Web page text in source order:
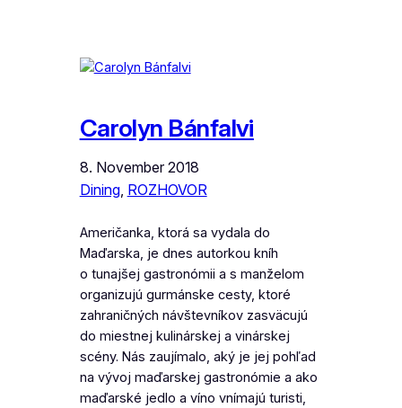
Carolyn Bánfalvi
8. November 2018
Dining, ROZHOVOR
Američanka, ktorá sa vydala do
Maďarska, je dnes autorkou kníh
o tunajšej gastronómii a s manželom
organizujú gurmánske cesty, ktoré
zahraničných návštevníkov zasväcujú
do miestnej kulinárskej a vinárskej
scény. Nás zaujímalo, aký je jej pohľad
na vývoj maďarskej gastronómie a ako
maďarské jedlo a víno vnímajú turisti,